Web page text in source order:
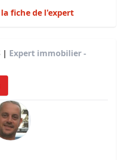
fiche de l'expert
| Expert immobilier -